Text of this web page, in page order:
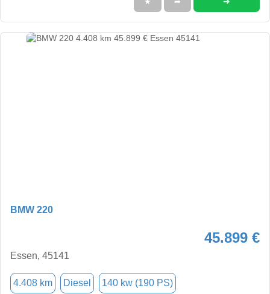
BMW 220
45.899 €
Essen, 45141
4.408 km Diesel 140 kw (190 PS)